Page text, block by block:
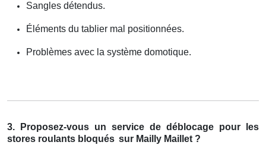
Sangles détendus.
Éléments du tablier mal positionnées.
Problèmes avec la système domotique.
3. Proposez-vous un service de déblocage pour les
stores roulants bloqués sur Mailly Maillet ?